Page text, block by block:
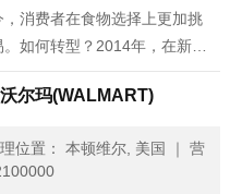
消费者在食物选择上更加挑
如何转型？2014年，在新任
国业务终于打破了近两年来季
很脆弱，它仍旧在想方设法吸
沃尔玛(WALMART)
位置： 本顿维尔, 美国 ｜ 营